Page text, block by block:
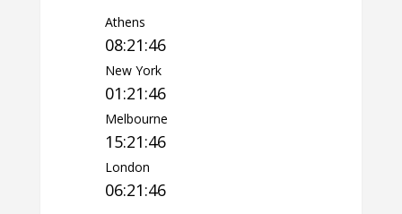
Athens
08:21:47
New York
01:21:47
Melbourne
15:21:47
London
06:21:47